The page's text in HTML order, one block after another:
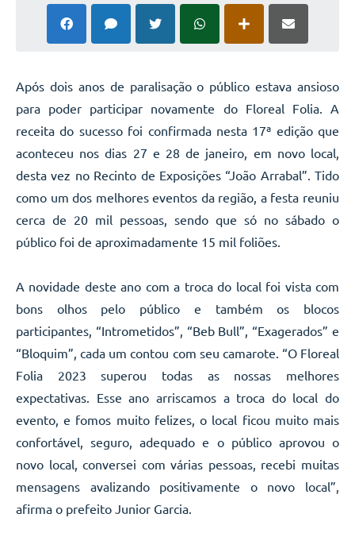
Após dois anos de paralisação o público estava ansioso
para poder participar novamente do Floreal Folia. A
receita do sucesso foi confirmada nesta 17ª edição que
aconteceu nos dias 27 e 28 de janeiro, em novo local,
desta vez no Recinto de Exposições “João Arrabal”. Tido
como um dos melhores eventos da região, a festa reuniu
cerca de 20 mil pessoas, sendo que só no sábado o
público foi de aproximadamente 15 mil foliões.
A novidade deste ano com a troca do local foi vista com
bons olhos pelo público e também os blocos
participantes, “Intrometidos”, “Beb Bull”, “Exagerados” e
“Bloquim”, cada um contou com seu camarote. “O Floreal
Folia 2023 superou todas as nossas melhores
expectativas. Esse ano arriscamos a troca do local do
evento, e fomos muito felizes, o local ficou muito mais
confortável, seguro, adequado e o público aprovou o
novo local, conversei com várias pessoas, recebi muitas
mensagens avalizando positivamente o novo local”,
afirma o prefeito Junior Garcia.